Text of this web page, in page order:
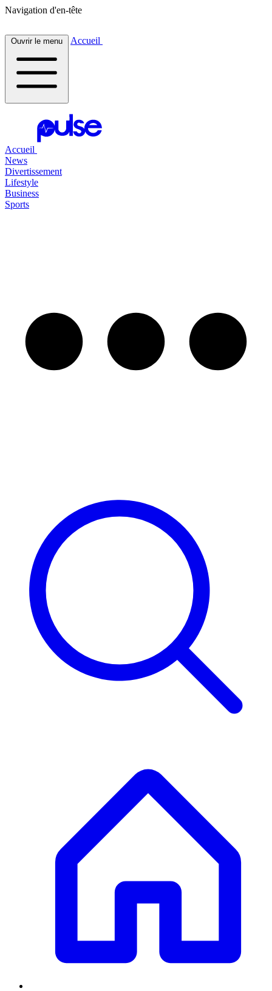
Navigation d'en-tête
Ouvrir le menu Accueil
Accueil
News
Divertissement
Lifestyle
Business
Sports